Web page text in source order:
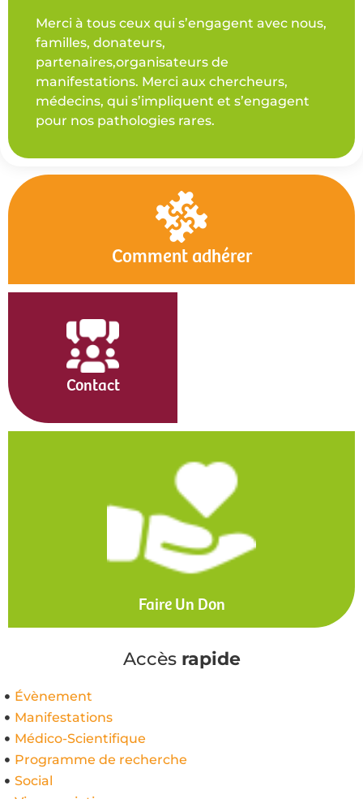
Merci à tous ceux qui s’engagent avec nous,
familles, donateurs,
partenaires,organisateurs de
manifestations. Merci aux chercheurs,
médecins, qui s’impliquent et s’engagent
pour nos pathologies rares.
Comment adhérer
Contact
Faire Un Don
Accès rapide
Évènement
Manifestations
Médico-Scientifique
Programme de recherche
Social